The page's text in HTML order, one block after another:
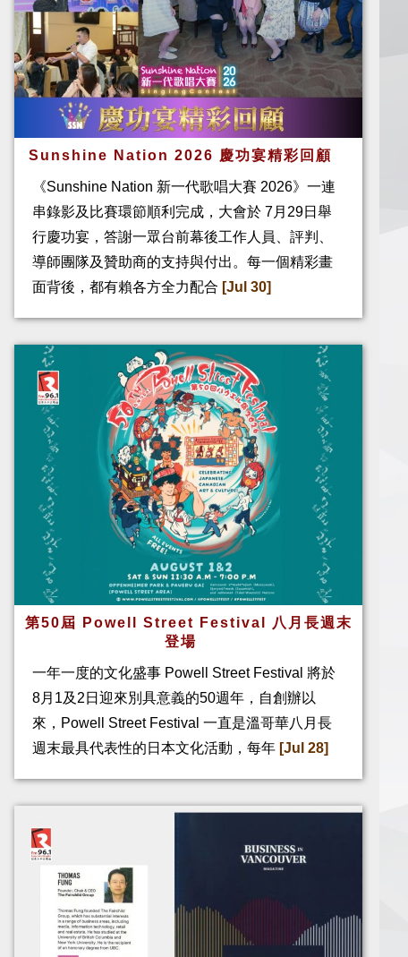
Sunshine Nation 2026 慶功宴精彩回顧
《Sunshine Nation 新一代歌唱大賽 2026》一連
串錄影及比賽環節順利完成，大會於 7月29日舉
行慶功宴，答謝一眾台前幕後工作人員、評判、
導師團隊及贊助商的支持與付出。每一個精彩畫
面背後，都有賴各方全力配合 [Jul 30]
第50屆 Powell Street Festival 八月長週末
登場
一年一度的文化盛事 Powell Street Festival 將於
8月1及2日迎來別具意義的50週年，自創辦以
來，Powell Street Festival 一直是溫哥華八月長
週末最具代表性的日本文化活動，每年 [Jul 28]